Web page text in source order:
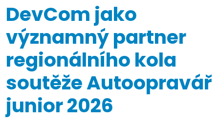
DevCom jako
významný partner
regionálního kola
soutěže Autoopravář
junior 2026